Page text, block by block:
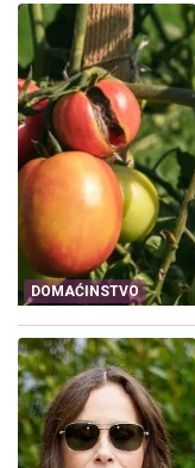
DOMAĆINSTVO